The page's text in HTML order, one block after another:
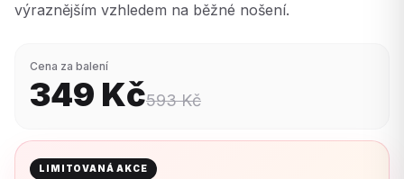
výraznějším vzhledem na běžné nošení.
Cena za balení
349 Kč593Kč
LIMITOVANÁ AKCE